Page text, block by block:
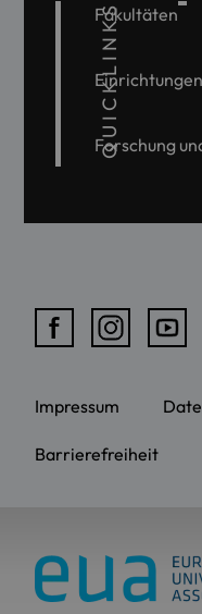
QUICKLINKS
Fakultäten
Einrichtungen
Forschung
Impressum
Barrierefreiheit